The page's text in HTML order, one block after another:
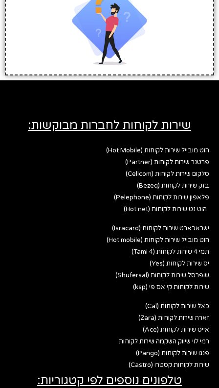
שירות לקוחות לחברות מבוקשות:
הוט מובייל שירות לקוחות (Hot Mobile)
פרטנר שירות לקוחות (Partner)
סלקום שירות לקוחות (Cellcom)
בזק שירות לקוחות (Bezeq)
פלאפון שירות לקוחות (Pelephone)
הוט נט שירות לקוחות (Hot net)
ישראכארט שירות לקוחות (Isracard)
הוט מובייל שירות לקוחות (Hot mobile)
תמי 4 שירות לקוחות (Tami 4)
יס שירות לקוחות (Yes)
שופרסל שירות לקוחות (Shufersal)
שירות לקוחות קי אס פי (ksp)
כאל שירות לקוחות (Cal)
זארה שירות לקוחות (Zara)
אייס שירות לקוחות (Ace)
רמי לוי שיווק השקמה שירות לקוחות
פנגו שירות לקוחות (Pango)
שירות לקוחות קסטרו (Castro)
טלפונים נוספים לפי קטגוריות: